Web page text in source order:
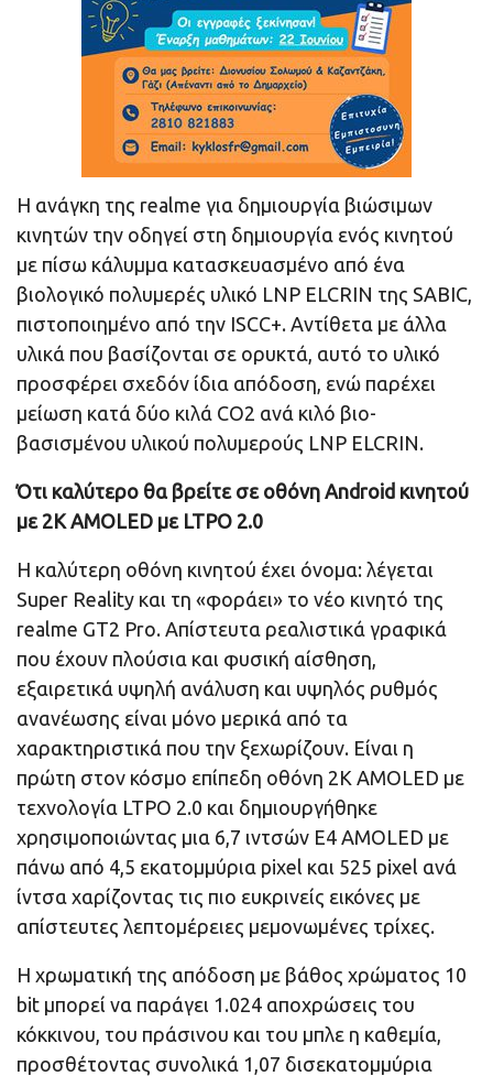
Η ανάγκη της realme για δημιουργία βιώσιμων
κινητών την οδηγεί στη δημιουργία ενός κινητού
με πίσω κάλυμμα κατασκευασμένο από ένα
βιολογικό πολυμερές υλικό LNP ELCRIN της SABIC,
πιστοποιημένο από την ISCC+. Αντίθετα με άλλα
υλικά που βασίζονται σε ορυκτά, αυτό το υλικό
προσφέρει σχεδόν ίδια απόδοση, ενώ παρέχει
μείωση κατά δύο κιλά CO2 ανά κιλό βιο-
βασισμένου υλικού πολυμερούς LNP ELCRIN.
Ότι καλύτερο θα βρείτε σε οθόνη Android κινητού
με 2K AMOLED με LTPO 2.0
Η καλύτερη οθόνη κινητού έχει όνομα: λέγεται
Super Reality και τη «φοράει» το νέο κινητό της
realme GT2 Pro. Aπίστευτα ρεαλιστικά γραφικά
που έχουν πλούσια και φυσική αίσθηση,
εξαιρετικά υψηλή ανάλυση και υψηλός ρυθμός
ανανέωσης είναι μόνο μερικά από τα
χαρακτηριστικά που την ξεχωρίζουν. Είναι η
πρώτη στον κόσμο επίπεδη οθόνη 2K AMOLED με
τεχνολογία LTPO 2.0 και δημιουργήθηκε
χρησιμοποιώντας μια 6,7 ιντσών E4 AMOLED με
πάνω από 4,5 εκατομμύρια pixel και 525 pixel ανά
ίντσα χαρίζοντας τις πιο ευκρινείς εικόνες με
απίστευτες λεπτομέρειες μεμονωμένες τρίχες.
Η χρωματική της απόδοση με βάθος χρώματος 10
bit μπορεί να παράγει 1.024 αποχρώσεις του
κόκκινου, του πράσινου και του μπλε η καθεμία,
προσθέτοντας συνολικά 1,07 δισεκατομμύρια